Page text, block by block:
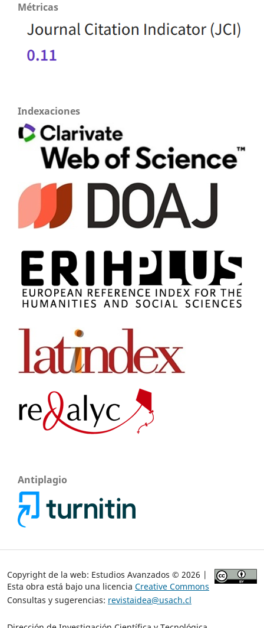
Métricas
Indexaciones
Antiplagio
Copyright de la web: Estudios Avanzados © 2026 |
Esta obra está bajo una licencia Creative Commons
Consultas y sugerencias: revistaidea@usach.cl